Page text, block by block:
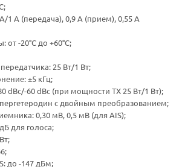
1 А (передача), 0,9 А (прием), 0,55 А
-20°C до +60°C;
25 Вт/1 Вт;
±5 кГц;
dBc/-60 dBc (при мощности TX 25 Вт/1 Вт);
с двойным преобразованием;
0,30 мВ, 0,5 мВ (для AIS);
для голоса;
до -147 дБм;